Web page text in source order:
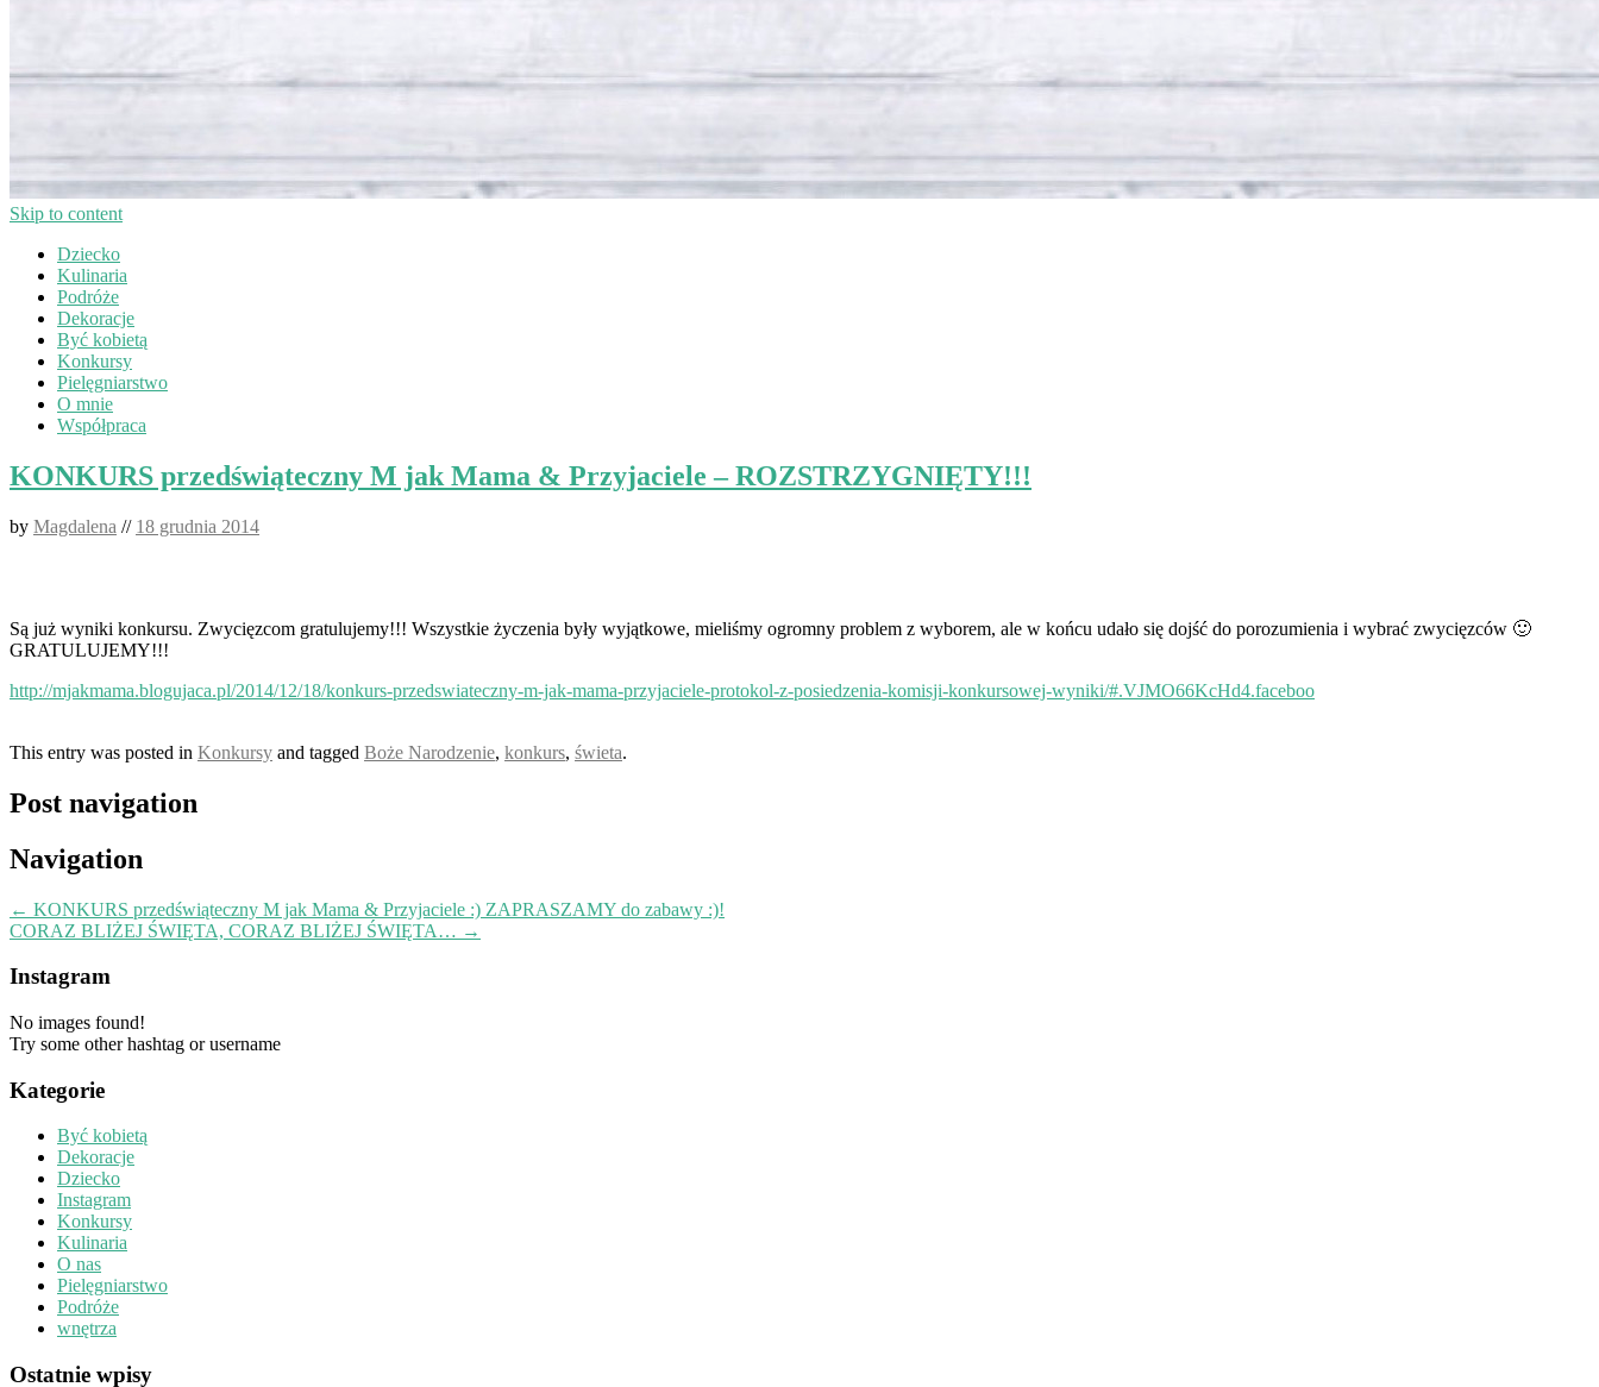
Skip to content
Dziecko
Kulinaria
Podróże
Dekoracje
Być kobietą
Konkursy
Pielęgniarstwo
O mnie
Współpraca
KONKURS przedświąteczny M jak Mama & Przyjaciele – ROZSTRZYGNIĘTY!!!
by Magdalena // 18 grudnia 2014
Są już wyniki konkursu. Zwycięzcom gratulujemy!!! Wszystkie życzenia były wyjątkowe, mieliśmy ogromny problem z wyborem, ale w końcu udało się dojść do porozumienia i wybrać zwycięzców 🙂
GRATULUJEMY!!!
http://mjakmama.blogujaca.pl/2014/12/18/konkurs-przedswiateczny-m-jak-mama-przyjaciele-protokol-z-posiedzenia-komisji-konkursowej-wyniki/#.VJMO66KcHd4.faceboo
This entry was posted in Konkursy and tagged Boże Narodzenie, konkurs, świeta.
Post navigation
Navigation
← KONKURS przedświąteczny M jak Mama & Przyjaciele :) ZAPRASZAMY do zabawy :)!
CORAZ BLIŻEJ ŚWIĘTA, CORAZ BLIŻEJ ŚWIĘTA… →
Instagram
No images found!
Try some other hashtag or username
Kategorie
Być kobietą
Dekoracje
Dziecko
Instagram
Konkursy
Kulinaria
O nas
Pielęgniarstwo
Podróże
wnętrza
Ostatnie wpisy